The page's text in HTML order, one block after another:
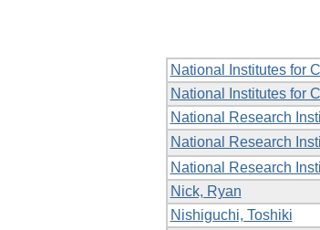
National Institutes for
National Institutes for
National Research
National Research
National Research
Nick, Ryan
Nishiguchi, Toshiki